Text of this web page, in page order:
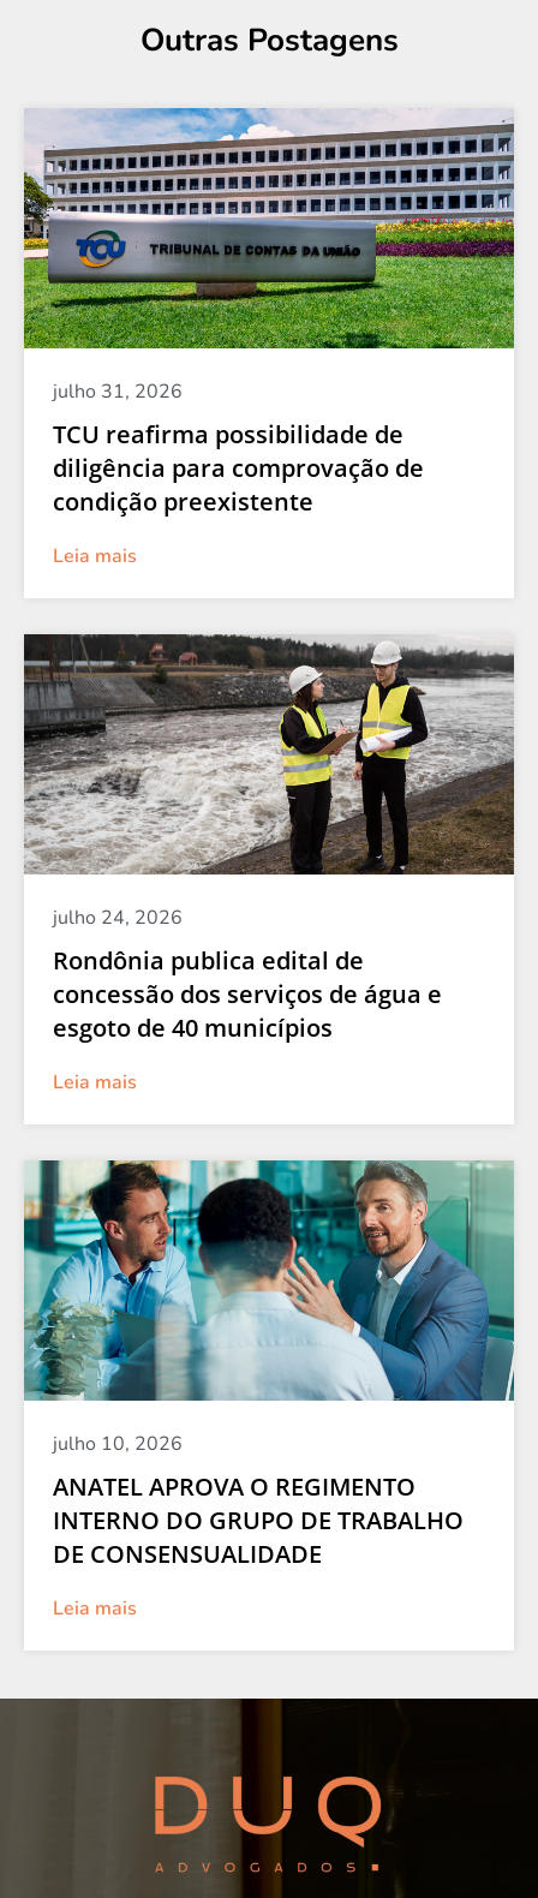
Outras Postagens
julho 31, 2026
TCU reafirma possibilidade de
diligência para comprovação de
condição preexistente
Leia mais
julho 24, 2026
Rondônia publica edital de
concessão dos serviços de água e
esgoto de 40 municípios
Leia mais
julho 10, 2026
ANATEL APROVA O REGIMENTO
INTERNO DO GRUPO DE TRABALHO
DE CONSENSUALIDADE
Leia mais